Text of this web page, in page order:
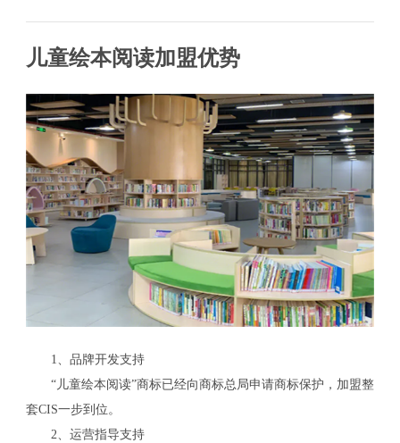
儿童绘本阅读加盟优势
1、品牌开发支持
“儿童绘本阅读”商标已经向商标总局申请商标保护，加盟整
套CIS一步到位。
2、运营指导支持